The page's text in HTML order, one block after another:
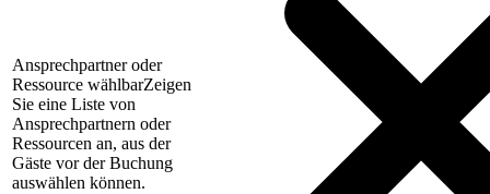
Ansprechpartner oder
Ressource wählbarZeigen
Sie eine Liste von
Ansprechpartnern oder
Ressourcen an, aus der
Gäste vor der Buchung
auswählen können.